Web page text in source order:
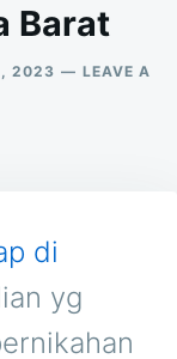
Barat
2023
LEAVE A
di
yg